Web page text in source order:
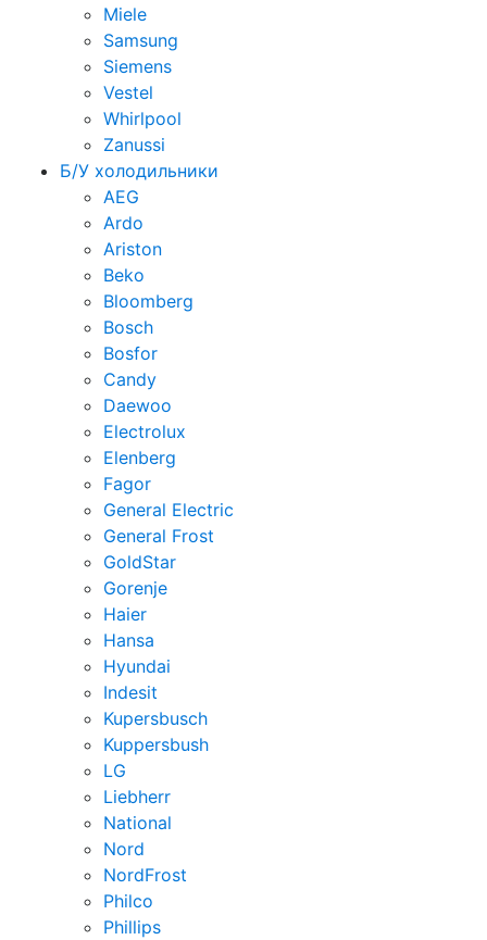
Miele
Samsung
Siemens
Vestel
Whirlpool
Zanussi
Б/У холодильники
AEG
Ardo
Ariston
Beko
Bloomberg
Bosch
Bosfor
Candy
Daewoo
Electrolux
Elenberg
Fagor
General Electric
General Frost
GoldStar
Gorenje
Haier
Hansa
Hyundai
Indesit
Kupersbusch
Kuppersbush
LG
Liebherr
National
Nord
NordFrost
Philco
Phillips